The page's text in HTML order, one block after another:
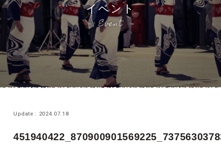
イベント
Event
Update : 2024.07.18